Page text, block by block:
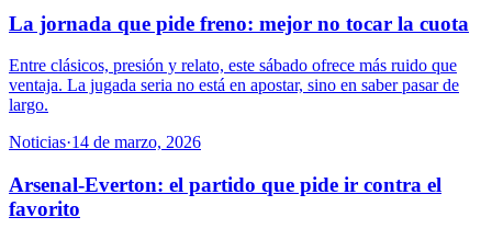
La jornada que pide freno: mejor no tocar la cuota
Entre clásicos, presión y relato, este sábado ofrece más ruido que
ventaja. La jugada seria no está en apostar, sino en saber pasar de
largo.
Noticias·14 de marzo, 2026
Arsenal-Everton: el partido que pide ir contra el
favorito